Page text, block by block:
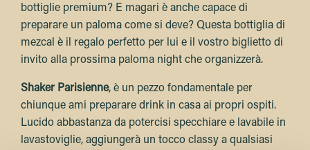
bottiglie premium? E magari è anche capace di
preparare un paloma come si deve? Questa bottiglia di
mezcal è il regalo perfetto per lui e il vostro biglietto di
invito alla prossima paloma night che organizzerà.
Shaker Parisienne, è un pezzo fondamentale per
chiunque ami preparare drink in casa ai propri ospiti.
Lucido abbastanza da potercisi specchiare e lavabile in
lavastoviglie, aggiungerà un tocco classy a qualsiasi